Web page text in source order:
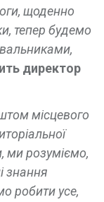
щоденно
тепер будемо
директор
місцевого
ми розуміємо,
знання
робити усе,